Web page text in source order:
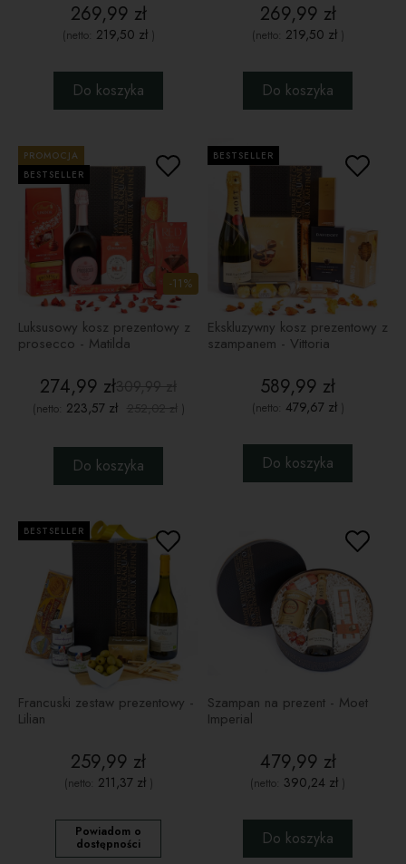
269,99 zł
(netto: 219,50 zł)
Do koszyka
269,99 zł
(netto: 219,50 zł)
Do koszyka
Luksusowy kosz prezentowy z
prosecco - Matilda
274,99 zł
-11%
(netto: 223,57 zł )
Do koszyka
PROMOCJA
BESTSELLER
Ekskluzywny kosz prezentowy z
szampanem - Vittoria
589,99 zł
(netto: 479,67 zł)
Do koszyka
BESTSELLER
Francuski zestaw prezentowy -
Lilian
259,99 zł
(netto: 211,37 zł)
Powiadom o
dostępności
BESTSELLER
Szampan na prezent - Moet
Imperial
479,99 zł
(netto: 390,24 zł )
Do koszyka